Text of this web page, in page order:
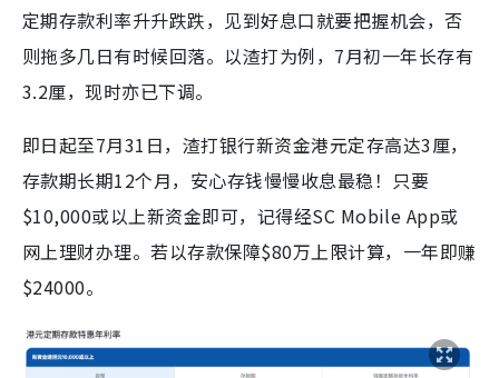
定期存款利率升升跌跌，见到好息口就要把握机会，否
则拖多几日有时候回落。以渣打为例，7月初一年长存有
3.2厘，现时亦已下调。
即日起至7月31日，渣打银行新资金港元定存高达3厘，
存款期长期12个月，安心存钱慢慢收息最稳！只要
$10,000或以上新资金即可，记得经SC Mobile App或
网上理财办理。若以存款保障$80万上限计算，一年即赚
$24000。